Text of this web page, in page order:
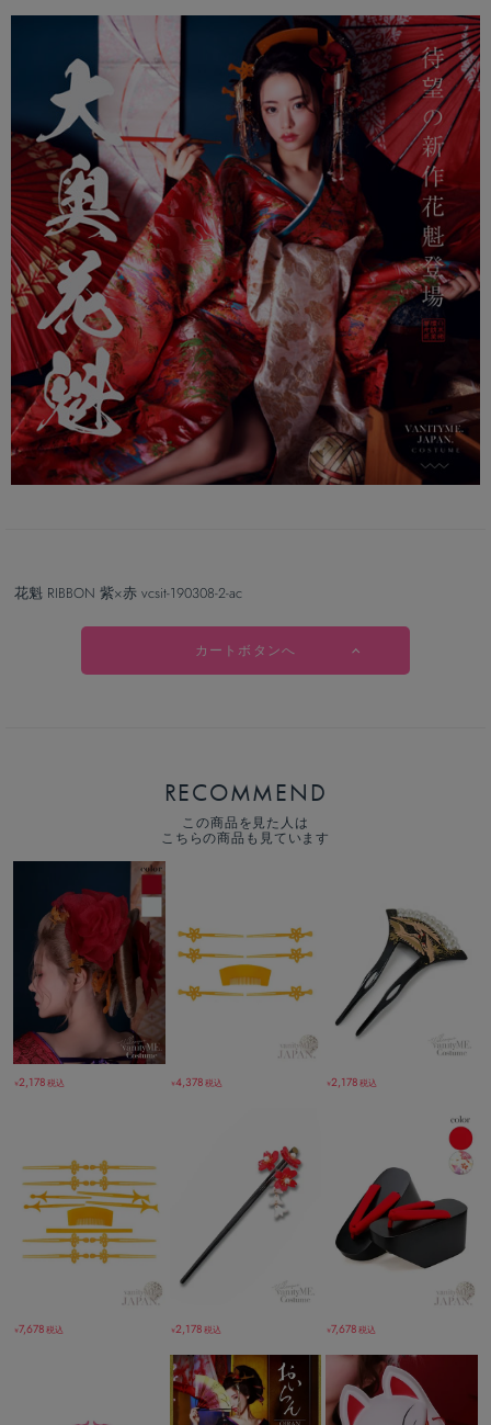
花魁 RIBBON 紫×赤 vcsit-190308-2-ac
カートボタンへ
RECOMMEND
この商品を見た人は
こちらの商品も見ています
￥2,178税込 ￥4,378税込 ￥2,178 税込
￥7,678税込 ￥2,178税込 ￥7,678 税込